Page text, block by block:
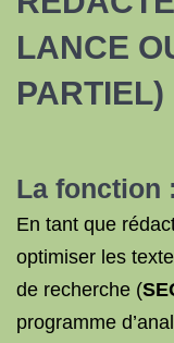
LANCE
La fonction :
En tant que
optimiser les
de recherche (
programme